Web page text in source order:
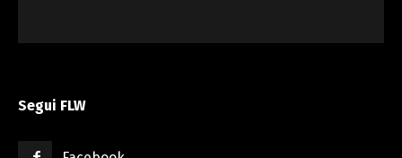
Segui FLW